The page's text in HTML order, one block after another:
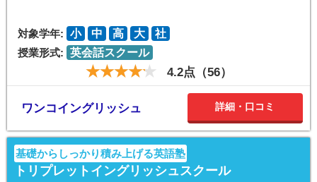
対象学年: 小 中 高 大
社
授業形式: 英会話スクール
4.2点（56）
ワンコイングリッシュ 詳細・口コミ
基礎からしっかり積み上げる英語塾
トリプレットイングリッシュスクール